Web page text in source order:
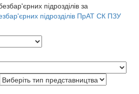
підрозділів за
підрозділів ПрАТ СК ПЗУ